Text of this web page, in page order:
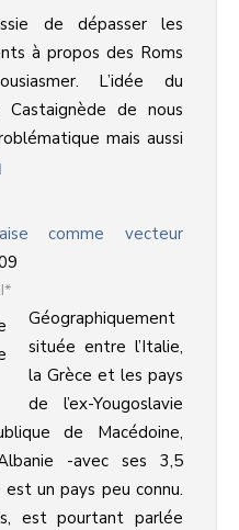
de dépasser les
à propos des Roms
L’idée du
Castaignède de nous
mais aussi
comme vecteur
Géographiquement
située entre l’Italie,
la Grèce et les pays
de l’ex-Yougoslavie
de Macédoine,
-avec ses 3,5
un pays peu connu.
est pourtant parlée